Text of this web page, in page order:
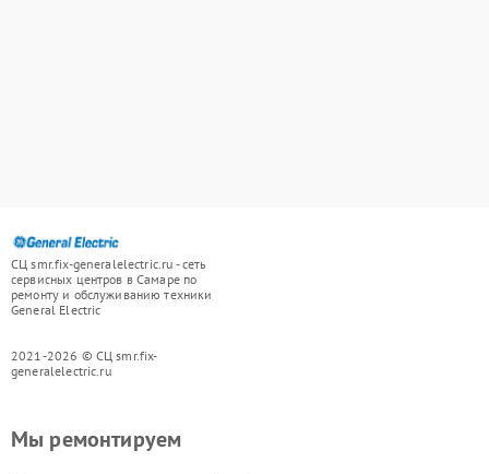
СЦ smr.fix-generalelectric.ru - сеть
сервисных центров в Самаре по
ремонту и обслуживанию техники
General Electric
2021-2026 © СЦ smr.fix-
generalelectric.ru
Мы ремонтируем